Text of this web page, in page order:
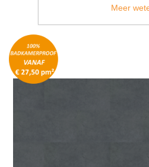
Meer